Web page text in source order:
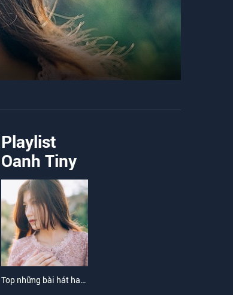
Playlist
Oanh Tiny
Top những bài hát hay nhất của Oanh Tiny